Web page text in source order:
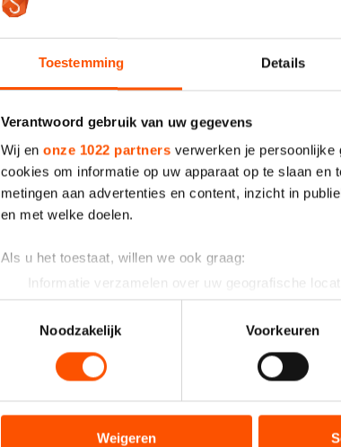
Toestemming Details
Verantwoord gebruik van uw gegevens
Wij en onze 1022 partners verwerken je persoonlijke
cookies om informatie op uw apparaat op te slaan
metingen aan advertenties en content, inzicht in
en met welke doelen.
Als u het toestaat, willen we ook graag:
Informatie verzamelen over uw geografische
Uw apparaat identificeren door het actief te
Lees meer over hoe uw persoonlijke gegevens
toestemming op elk moment wijzigen of intrekken in
analyseren. We delen informatie over uw gebruik
analyse. Zij kunnen deze combineren met andere
Noodzakelijk
Voorkeuren
Weigeren